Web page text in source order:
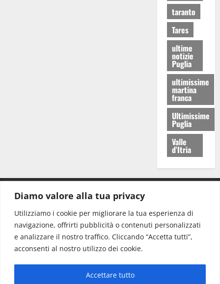
Diamo valore alla tua privacy
Utilizziamo i cookie per migliorare la tua esperienza di
navigazione, offrirti pubblicità o contenuti personalizzati
e analizzare il nostro traffico. Cliccando “Accetta tutti”,
acconsenti al nostro utilizzo dei cookie.
Accettare tutto
taranto
Tares
ultime
notizie
Puglia
ultimissime
martina
franca
Ultimissime
Puglia
Valle
d'Itria
Redazione: redazione@www.martinasera.it
Direttore:direttore@www.martinasera.it
Info & Commerciale:info@www.martinasera.it